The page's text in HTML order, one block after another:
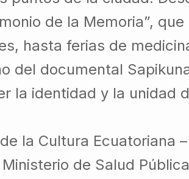
de la Memoria”, que
hasta ferias de
del documental
la identidad y la unidad
la Cultura Ecuatoriana
de Salud